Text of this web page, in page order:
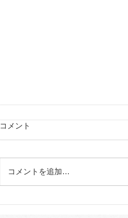
コメント
コメントを追加…